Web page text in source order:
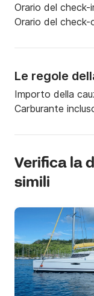
1995 -
Orario del check-
Orario del check-
Le regole
Importo della
Carburante
Verifica la
simili